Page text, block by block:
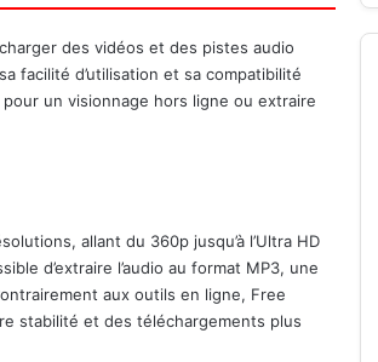
des vidéos et des pistes audio
facilité d’utilisation et sa compatibilité
un visionnage hors ligne ou extraire
allant du 360p jusqu’à l’Ultra HD
d’extraire l’audio au format MP3, une
aux outils en ligne, Free
stabilité et des téléchargements plus